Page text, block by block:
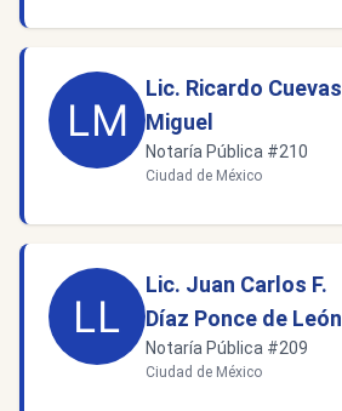
Lic. Ricardo Cuevas
Miguel
Notaría Pública #210
Ciudad de México
Lic. Juan Carlos F.
Díaz Ponce de León
Notaría Pública #209
Ciudad de México